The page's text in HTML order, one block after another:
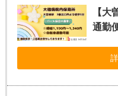
【大
通勤